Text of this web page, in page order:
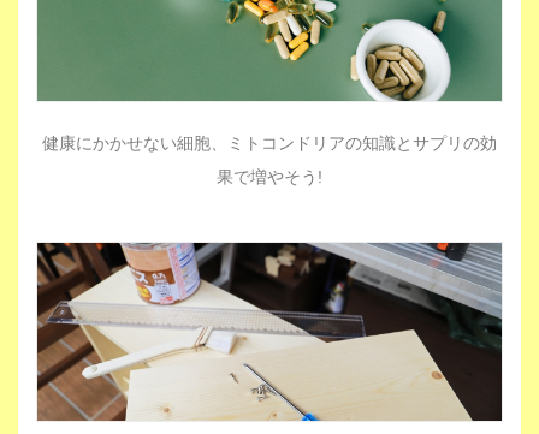
健康にかかせない細胞、ミトコンドリアの知識とサプリの効
果で増やそう!